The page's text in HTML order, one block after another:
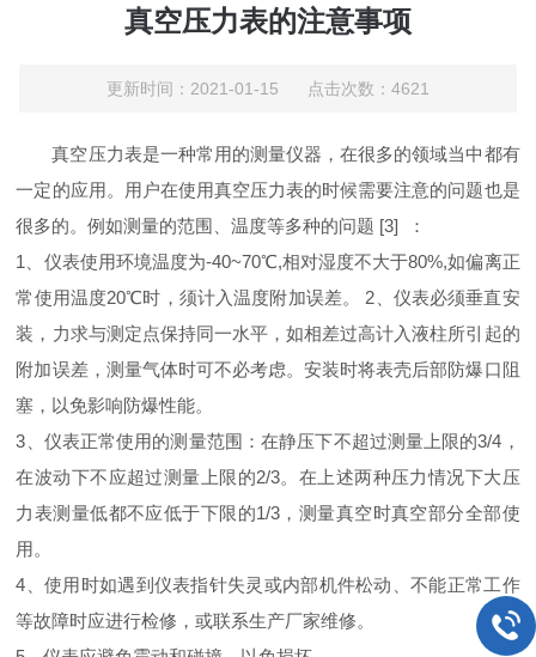
真空压力表的注意事项
更新时间：2021-01-15 点击次数：4621
真空压力表是一种常用的测量仪器，在很多的领域当中都有
一定的应用。用户在使用真空压力表的时候需要注意的问题也是
很多的。例如测量的范围、温度等多种的问题 [3] ：
1、仪表使用环境温度为-40~70℃,相对湿度不大于80%,如偏离正
常使用温度20℃时，须计入温度附加误差。 2、仪表必须垂直安
装，力求与测定点保持同一水平，如相差过高计入液柱所引起的
附加误差，测量气体时可不必考虑。安装时将表壳后部防爆口阻
塞，以免影响防爆性能。
3、仪表正常使用的测量范围：在静压下不超过测量上限的3/4，
在波动下不应超过测量上限的2/3。在上述两种压力情况下大压
力表测量低都不应低于下限的1/3，测量真空时真空部分全部使
用。
4、使用时如遇到仪表指针失灵或内部机件松动、不能正常工作
等故障时应进行检修，或联系生产厂家维修。